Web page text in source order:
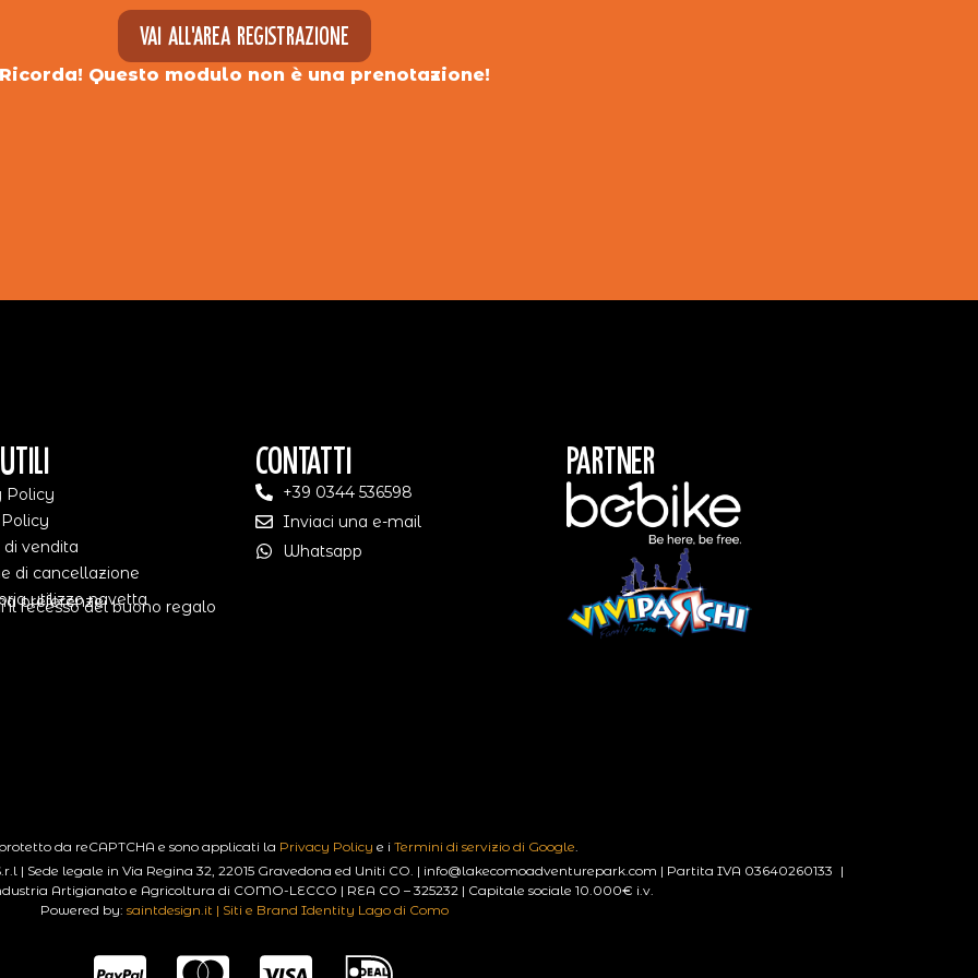
Vai all'area registrazione
Ricorda! Questo modulo non è una prenotazione!
Policy
di vendita
di cancellazione
utilizzo navetta
preferenze
il recesso del buono regalo
Contatti
+39 0344 536598
Inviaci una e-mail
Whatsapp
Partner
da reCAPTCHA e sono applicati la Privacy Policy e i Termini di servizio di Google
| Sede legale in Via Regina 32, 22015 Gravedona ed Uniti CO. | info@lakecomoadventurepark.com | Partita IVA 03640260133 |
Artigianato e Agricoltura di COMO-LECCO | REA CO – 325232 | Capitale sociale 10.000€ i.v.
Powered by: saintdesign.it | Siti e Brand Identity Lago di Como